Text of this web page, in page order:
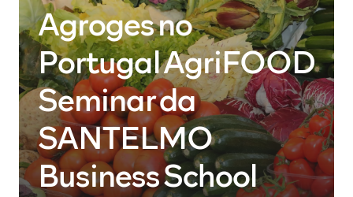
Clientes
Contactos
Português
Agroges no
Portugal AgriFOOD
Seminar da
SANTELMO
Business School